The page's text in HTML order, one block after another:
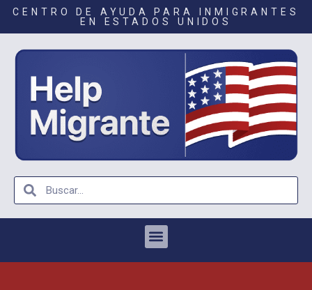
CENTRO DE AYUDA PARA INMIGRANTES
EN ESTADOS UNIDOS